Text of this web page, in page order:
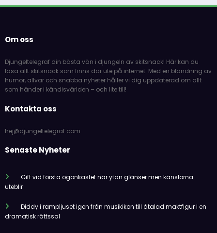
Om oss
Djungeltelegraf din bästa vän i djungeln av skitsnack! Här kan du
läsa allt skitsnack som finns där ute på internet. Med en blandning av
humor, allvar och snabba nyheter håller vi dig uppdaterad om allt
som händer i kändisvärlden – och lite till!
Kontakta oss
hej@djungeltelegraf.com
Senaste Nyheter
Gift vid första ögonkastet när ytan glänser men känslorna
uteblir
Diddy i rampljuset igen från musikikon till åtalad maktfigur i en
dramatisk rättssal